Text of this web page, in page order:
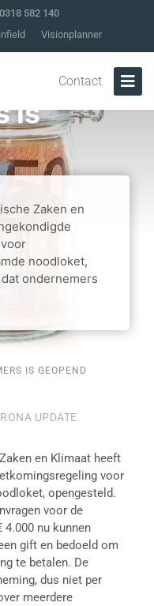
0318 582 140
Visionplanner
Contact
is
Zaken en
noodloket,
ondernemers
IS GEOPEND
UPDATE
en Klimaat heeft
voor
opengesteld.
voor de
nu kunnen
gift en bedoeld om
te betalen. De
dus niet per
meerdere